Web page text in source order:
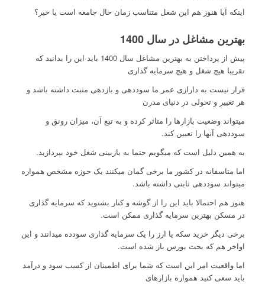
اینکه آیا هنوز هم این شغل متناسب زمان حال جامعه است یا خیر؟
بهترین مشاغل در سال 1400
پیش از پرداختن به بهترین مشاغل سال 1400 باید این را بدانید که
تقریبا هیچ شغل و هیچ سرمایه گذاری
قرار نیست به دارازی عمر ما سوددهی و بازدهی مثبت داشته باشد و
هر تغییر و تحولی در دنیای مدرن
میتواند وضعیت بازارها را متاثر کرده و به تبع آن،‌ میزان رونق و
سوددهی آنها را تعیین کند.
به همین دلیل است که میگویم حتما به بازبینی شغل خود بپردازید.
اما متاسفانه در کشور ما برخی گمان میکنند یک حوزه مشخص همواره
میتواند سوددهی ثابتی داشته باشد.
هنوز هم احتمالا باید این را از گوشه و کنار بشنوید که سرمایه گذاری
در مسکن بهترین سرمایه گذاری ممکن است.
برخی دیگر خرید سکه یا ارز را یک سرمایه گذاری سودده میدانند و این
اواخر هم که بحث بورس باز شده است.
اما واقعیت امر این است که شما برای اطمینان از کسب سود و درآمد
باید سعی کنید همواره بازارهای